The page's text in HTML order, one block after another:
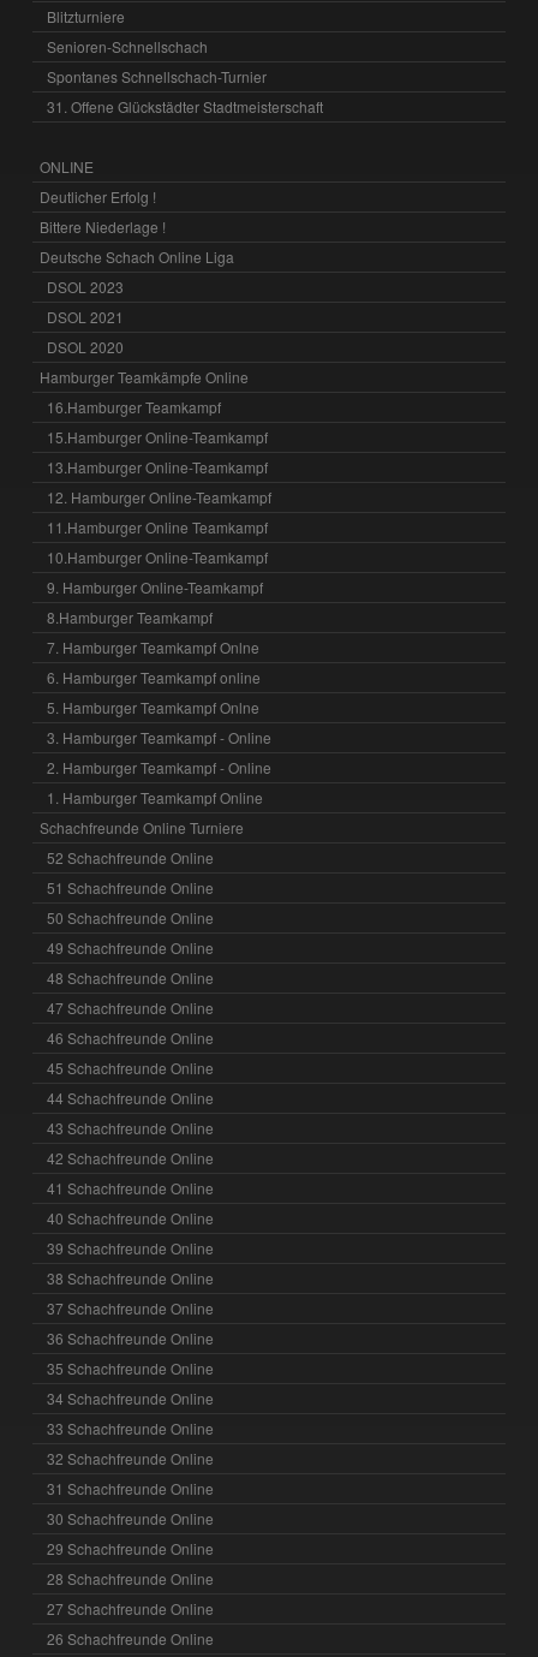
Blitzturniere
Senioren-Schnellschach
Spontanes Schnellschach-Turnier
31. Offene Glückstädter Stadtmeisterschaft
ONLINE
Deutlicher Erfolg !
Bittere Niederlage !
Deutsche Schach Online Liga
DSOL 2023
DSOL 2021
DSOL 2020
Hamburger Teamkämpfe Online
16.Hamburger Teamkampf
15.Hamburger Online-Teamkampf
13.Hamburger Online-Teamkampf
12. Hamburger Online-Teamkampf
11.Hamburger Online Teamkampf
10.Hamburger Online-Teamkampf
9. Hamburger Online-Teamkampf
8.Hamburger Teamkampf
7. Hamburger Teamkampf Onlne
6. Hamburger Teamkampf online
5. Hamburger Teamkampf Onlne
3. Hamburger Teamkampf - Online
2. Hamburger Teamkampf - Online
1. Hamburger Teamkampf Online
Schachfreunde Online Turniere
52 Schachfreunde Online
51 Schachfreunde Online
50 Schachfreunde Online
49 Schachfreunde Online
48 Schachfreunde Online
47 Schachfreunde Online
46 Schachfreunde Online
45 Schachfreunde Online
44 Schachfreunde Online
43 Schachfreunde Online
42 Schachfreunde Online
41 Schachfreunde Online
40 Schachfreunde Online
39 Schachfreunde Online
38 Schachfreunde Online
37 Schachfreunde Online
36 Schachfreunde Online
35 Schachfreunde Online
34 Schachfreunde Online
33 Schachfreunde Online
32 Schachfreunde Online
31 Schachfreunde Online
30 Schachfreunde Online
29 Schachfreunde Online
28 Schachfreunde Online
27 Schachfreunde Online
26 Schachfreunde Online